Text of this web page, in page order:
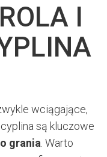
I
wciągające,
są kluczowe
grania . Warto